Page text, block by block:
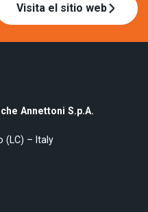
Visita el sitio web
Annettoni S.p.A.
(LC) – Italy